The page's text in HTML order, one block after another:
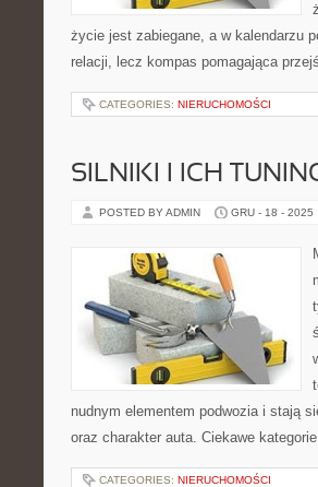
życie jest zabiegane, a w kalendarzu
relacji, lecz kompas pomagająca
CATEGORIES: NIERUCHOMOŚCI
SILNIKI I ICH
POSTED BY ADMIN GRU - 18 - 2025
nudnym elementem podwozia i stają
oraz charakter auta. Ciekawe
CATEGORIES: NIERUCHOMOŚCI